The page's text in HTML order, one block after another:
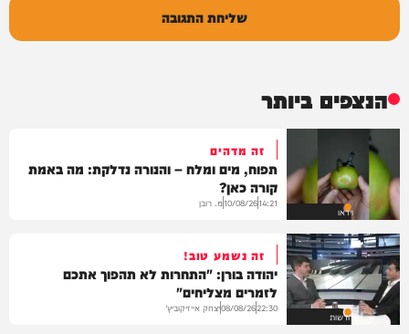
שליחת התגובה
הנצפים ביותר
וידאו
זה מדהים
תפוח, מים ומלח – והנורה נדלקת: מה באמת
קורה כאן?
14:21
10/08/26מ. רובן
חדשות
זה נשמע טוב!
יהודה בורן: "התחרות לא תהפוך אתכם
לזמרים מצליחים"
22:30
08/08/26יצחק אייזיקוביץ'